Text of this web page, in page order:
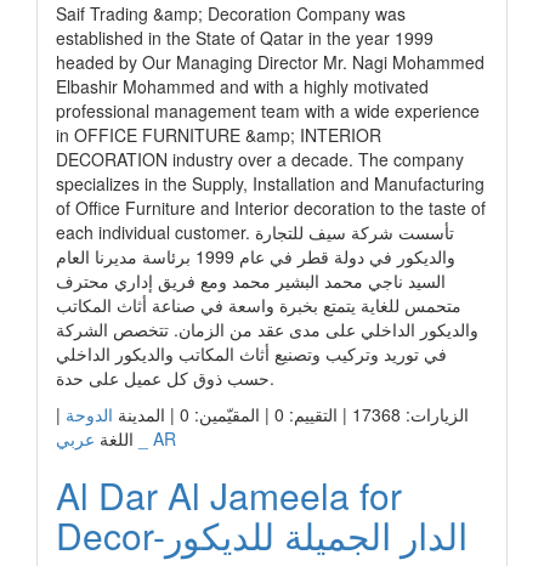
Saif Trading &amp; Decoration Company was
established in the State of Qatar in the year 1999
headed by Our Managing Director Mr. Nagi Mohammed
Elbashir Mohammed and with a highly motivated
professional management team with a wide experience
in OFFICE FURNITURE &amp; INTERIOR
DECORATION industry over a decade. The company
specializes in the Supply, Installation and Manufacturing
of Office Furniture and Interior decoration to the taste of
each individual customer. تأسست شركة سيف للتجارة
والديكور في دولة قطر في عام 1999 برئاسة مديرنا العام
السيد ناجي محمد البشير محمد ومع فريق إداري محترف
متحمس للغاية يتمتع بخبرة واسعة في صناعة أثاث المكاتب
والديكور الداخلي على مدى عقد من الزمان. تتخصص الشركة
في توريد وتركيب وتصنيع أثاث المكاتب والديكور الداخلي
حسب ذوق كل عميل على حدة.
الزيارات: 17368 | التقييم: 0 | المقيّمين: 0 | المدينة
الدوحة |
اللغة عربي _ AR
Al Dar Al Jameela for
Decor-الدار الجميلة للديكور